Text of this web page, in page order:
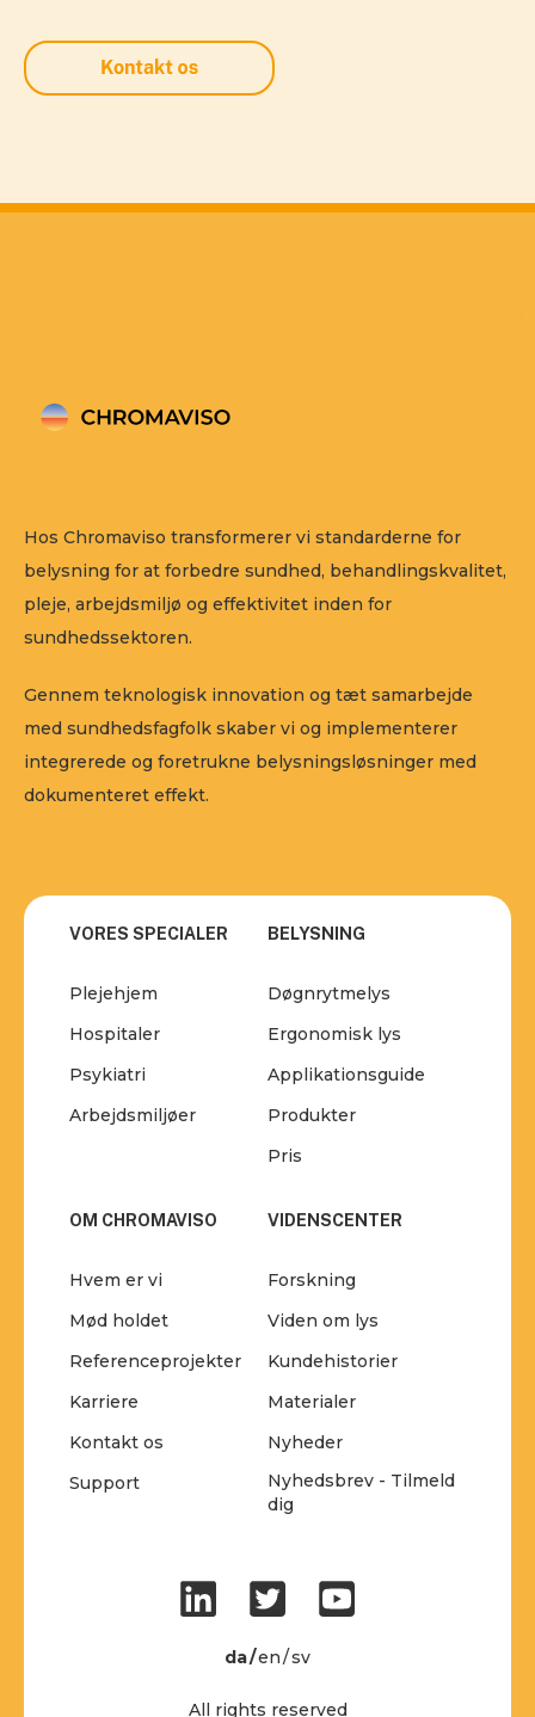
Hos Chromaviso transformerer vi standarderne for
belysning for at forbedre sundhed, behandlingskvalitet,
pleje, arbejdsmiljø og effektivitet inden for
sundhedssektoren.
Gennem teknologisk innovation og tæt samarbejde
med sundhedsfagfolk skaber vi og implementerer
integrerede og foretrukne belysningsløsninger med
dokumenteret effekt.
VORES SPECIALER
Plejehjem
Hospitaler
Psykiatri
Arbejdsmiljøer
BELYSNING
Døgnrytmelys
Ergonomisk lys
Applikationsguide
Produkter
Pris
OM CHROMAVISO
Hvem er vi
Mød holdet
Referenceprojekter
Karriere
Kontakt os
Support
VIDENSCENTER
Forskning
Viden om lys
Kundehistorier
Materialer
Nyheder
Nyhedsbrev - Tilmeld
dig
da en sv
All rights reserved